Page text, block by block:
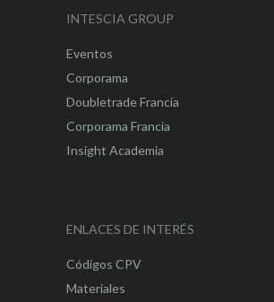
INTESCIA GROUP
Eventos
Corporama
Doubletrade Francia
Corporama Francia
Insight Academia
ENLACES DE INTERÉS
Códigos CPV
Materiales